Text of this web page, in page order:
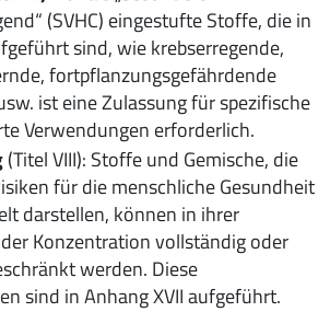
(SVHC) eingestufte Stoffe, die in
sind, wie krebserregende,
fortpflanzungsgefährdende
ist eine Zulassung für spezifische
Verwendungen erforderlich.
(Titel VIII): Stoffe und Gemische, die
für die menschliche Gesundheit
darstellen, können in ihrer
Konzentration vollständig oder
werden. Diese
sind in Anhang XVII aufgeführt.